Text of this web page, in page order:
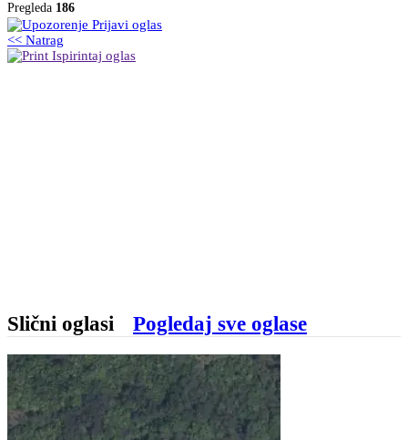
Pregleda 186
Prijavi oglas
<< Natrag
Ispirintaj oglas
Slični oglasi Pogledaj sve oglase